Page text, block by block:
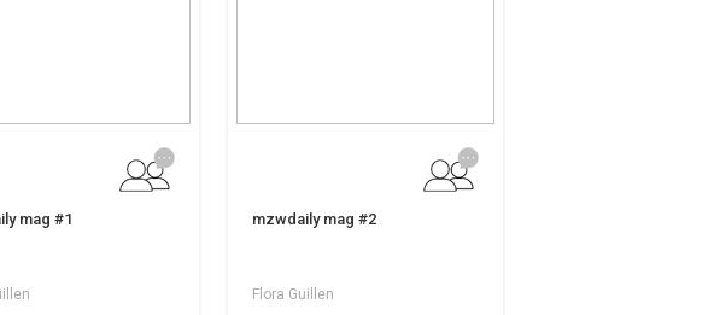
mag #1 mzwdaily mag #2
Flora Guillen